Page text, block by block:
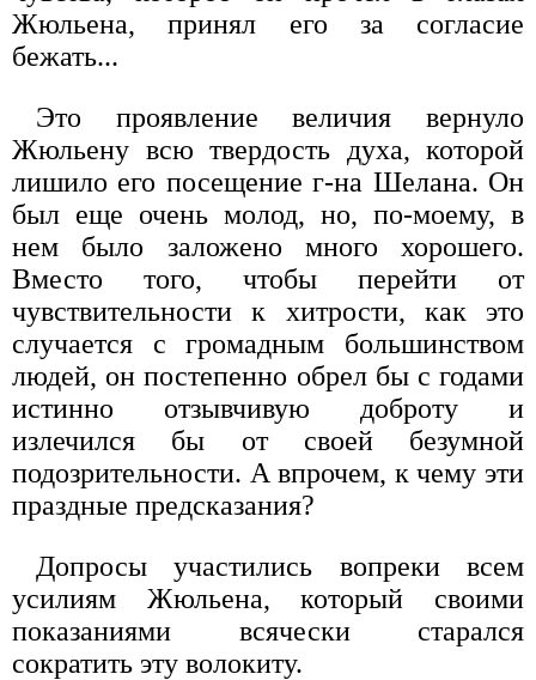
Жюльена, принял его за согласие
бежать...
Это проявление величия вернуло
Жюльену всю твердость духа, которой
лишило его посещение г-на Шелана. Он
был еще очень молод, но, по-моему, в
нем было заложено много хорошего.
Вместо того, чтобы перейти от
чувствительности к хитрости, как это
случается с громадным большинством
людей, он постепенно обрел бы с годами
истинно отзывчивую доброту и
излечился бы от своей безумной
подозрительности. А впрочем, к чему эти
праздные предсказания?
Допросы участились вопреки всем
усилиям Жюльена, который своими
показаниями всячески старался
сократить эту волокиту.